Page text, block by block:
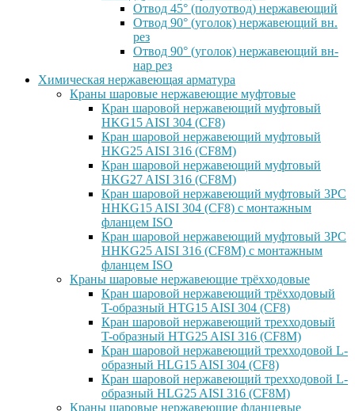
Отвод 45° (полуотвод) нержавеющий
Отвод 90° (уголок) нержавеющий вн.
рез
Отвод 90° (уголок) нержавеющий вн-
нар рез
Химическая нержавеющая арматура
Краны шаровые нержавеющие муфтовые
Кран шаровой нержавеющий муфтовый
HKG15 AISI 304 (CF8)
Кран шаровой нержавеющий муфтовый
HKG25 AISI 316 (CF8M)
Кран шаровой нержавеющий муфтовый
HKG27 AISI 316 (CF8M)
Кран шаровой нержавеющий муфтовый 3PC
HHKG15 AISI 304 (CF8) с монтажным
фланцем ISO
Кран шаровой нержавеющий муфтовый 3PC
HHKG25 AISI 316 (CF8M) с монтажным
фланцем ISO
Краны шаровые нержавеющие трёхходовые
Кран шаровой нержавеющий трёхходовый
T-образный HTG15 AISI 304 (CF8)
Кран шаровой нержавеющий трехходовый
T-образный HTG25 AISI 316 (CF8M)
Кран шаровой нержавеющий трехходовой L-
образный HLG15 AISI 304 (CF8)
Кран шаровой нержавеющий трехходовой L-
образный HLG25 AISI 316 (CF8M)
Краны шаровые нержавеющие фланцевые